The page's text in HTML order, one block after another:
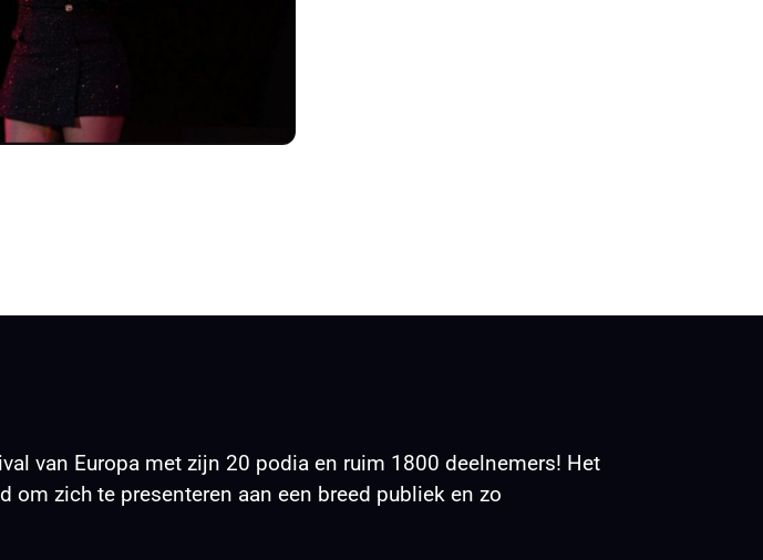
van Europa met zijn 20 podia en ruim 1800 deelnemers! Het
zich te presenteren aan een breed publiek en zo